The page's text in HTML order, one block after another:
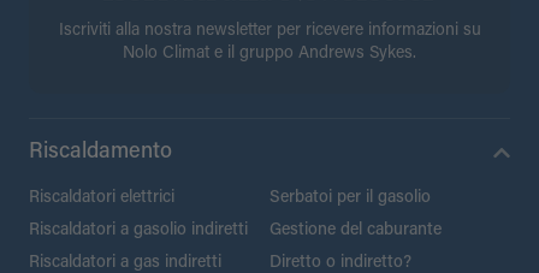
Iscriviti alla nostra newsletter per ricevere informazioni su
Nolo Climat e il gruppo Andrews Sykes.
Riscaldamento
Riscaldatori elettrici
Riscaldatori a gasolio indiretti
Riscaldatori a gas indiretti
Serbatoi per il gasolio
Gestione del caburante
Diretto o indiretto?